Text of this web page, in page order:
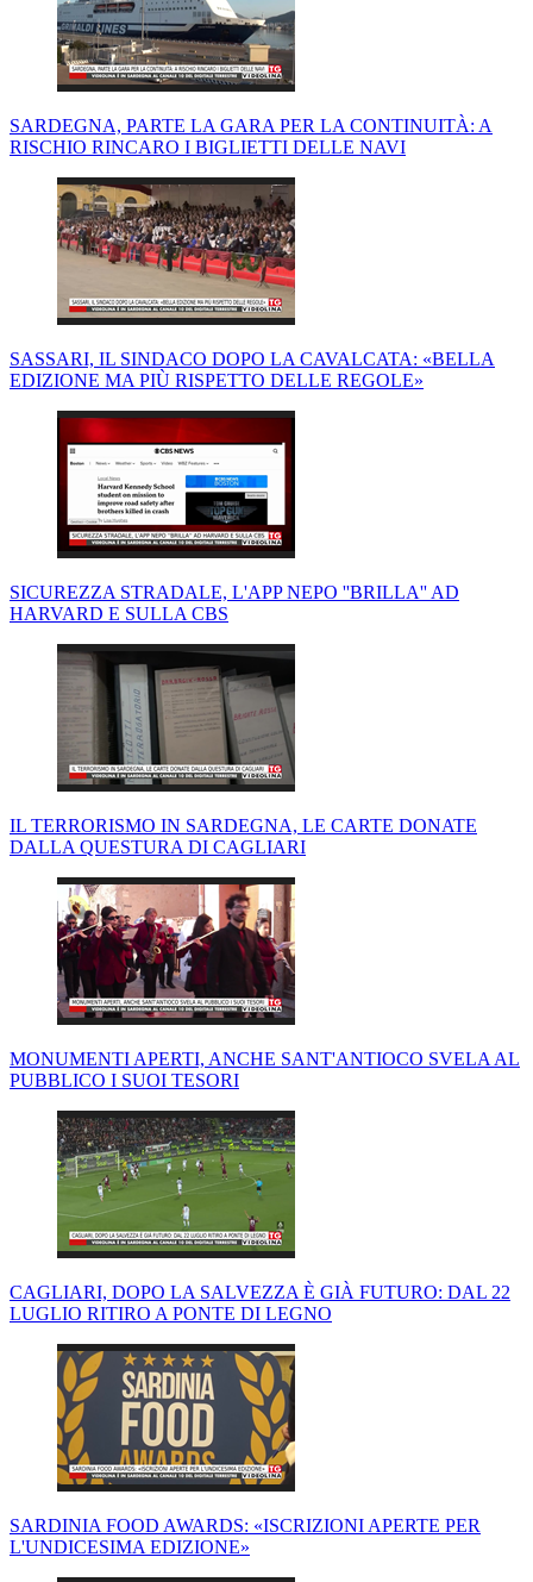
SARDEGNA, PARTE LA GARA PER LA CONTINUITÀ: A
RISCHIO RINCARO I BIGLIETTI DELLE NAVI
SASSARI, IL SINDACO DOPO LA CAVALCATA: «BELLA
EDIZIONE MA PIÙ RISPETTO DELLE REGOLE»
SICUREZZA STRADALE, L'APP NEPO ''BRILLA'' AD
HARVARD E SULLA CBS
IL TERRORISMO IN SARDEGNA, LE CARTE DONATE
DALLA QUESTURA DI CAGLIARI
MONUMENTI APERTI, ANCHE SANT'ANTIOCO SVELA AL
PUBBLICO I SUOI TESORI
CAGLIARI, DOPO LA SALVEZZA È GIÀ FUTURO: DAL 22
LUGLIO RITIRO A PONTE DI LEGNO
SARDINIA FOOD AWARDS: «ISCRIZIONI APERTE PER
L'UNDICESIMA EDIZIONE»